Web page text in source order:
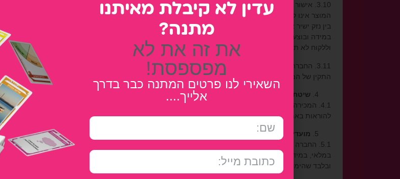
3.10. אישור פעולת הרכישה והתחייבות החברה לאספקה, מותנית בכך שהמוצר זמין במלאי מחסני החברה
המוצר אינו קיים במלאי והמוצר לא הורד מהאתר עד למועד ביצוע ההזמנה, לא תהא החברה מחויבת במכירת
בין נזק ישיר או נזק עקיף אשר נגרם ללקוח ו/או לצד ג’. אין באמור בסעיף זה כדי לגרוע מחובתה של החברה
במידה ובוצע. יש להדגיש ולהבהיר, כי ייתכנו מצבים בהם על אף שפריט מסוים מוצג באתר כקיים במלאי,
וללקוח לא תהא טענה בקשר לכך בכפוף להשבת הסכום ששולם לחברה על ידי הלקוח.
3.11. החברה שומרת לעצמה את הזכות למנוע את הגישה למכירות ו/או לבטל השתתפות של גולשים
התקין של המכירות באתר.
שיטת המכירה
4.1. המכירה באתר הינה בשיטת מכירה רגילה לכל דבר ועניין. מכירה רגילה היא מכירה של מוצרים
להוראות באתר.
מועדי אספקה, הובלה ומשלוח
5.1. החברה תדאג לאספקת כל מוצר הנרכש על ידך באתר לכתובת בישראל שהזנת בעת ביצוע הרכישה. אנו
במלאי, במידה ולא מועד האספקה הינו עד 15 ימים .
ובלבד שהימים שיבואו במניין הימים יהיו ימי עסקים. . החברה מתחייבת לספק רק מוצר אשר שולם במלואו
עדין לא קיבלת מאיתנו
מתנה?
את זה את לא
מפספסת!
השאירי לנו פרטים המתנה כבר בדרך
אלייך....